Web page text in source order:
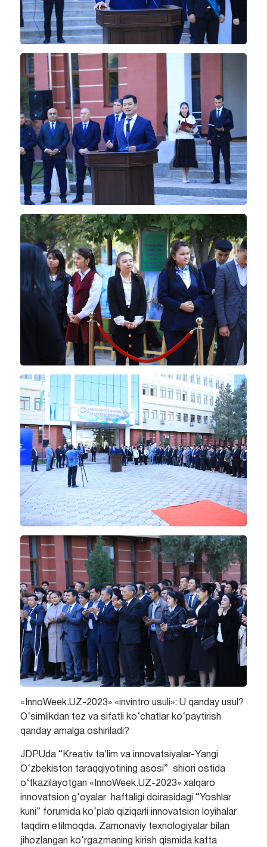
«InnoWeek.UZ-2023» «invintro usuli»: U qanday usul?
O‘simlikdan tez va sifatli ko‘chatlar ko‘paytirish
qanday amalga oshiriladi?
JDPUda “Kreativ taʼlim va innovatsiyalar-Yangi
O‘zbekiston taraqqiyotining asosi” shiori ostida
o‘tkazilayotgan «InnoWeek.UZ-2023» xalqaro
innovatsion g‘oyalar haftaligi doirasidagi “Yoshlar
kuni” forumida ko‘plab qiziqarli innovatsion loyihalar
taqdim etilmoqda. Zamonaviy texnologiyalar bilan
jihozlangan ko‘rgazmaning kirish qismida katta